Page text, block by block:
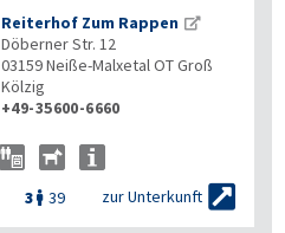
Reiterhof Zum Rappen
Döberner Str. 12
03159Neiße-Malxetal OT Groß
Kölzig
+49-35600-6660
3  39 zur Unterkunft 